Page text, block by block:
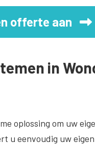
offerte aan
in
oplossing om uw
u eenvoudig uw